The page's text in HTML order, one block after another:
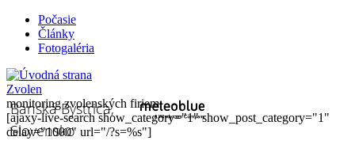
Počasie
Články
Fotogaléria
Zvolen
monitoring zvolenských firiem
[ajaxy-live-search show_category="1" show_post_category="1"
delay="1000" url="/?s=%s"]